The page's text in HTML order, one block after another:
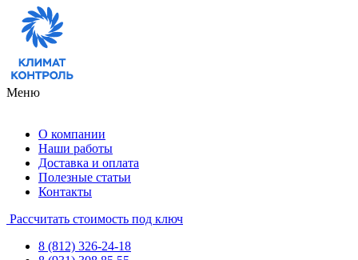
Меню
О компании
Наши работы
Доставка и оплата
Полезные статьи
Контакты
Рассчитать стоимость под ключ
8 (812) 326-24-18